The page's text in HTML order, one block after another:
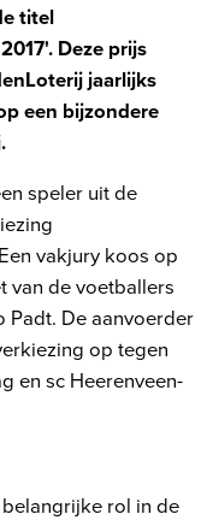
titel
Deze prijs
jaarlijks
een bijzondere
speler uit de
vakjury koos op
van de voetballers
Padt. De aanvoerder
op tegen
en sc Heerenveen-
rol in de